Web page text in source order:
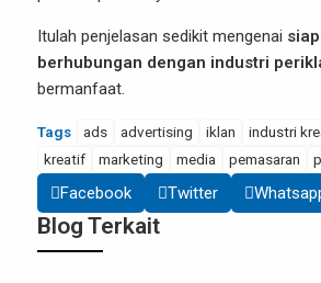
Itulah penjelasan sedikit mengenai
berhubungan dengan industri
bermanfaat.
Tags ads advertising iklan industri
kreatif
marketing media pemasaran
Facebook Twitter
Blog Terkait